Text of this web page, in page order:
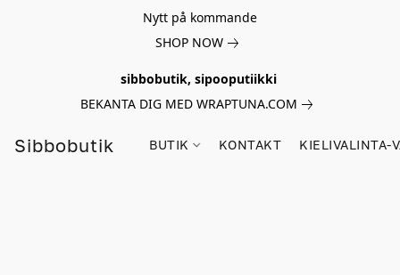
Nytt på kommande
SHOP NOW
sibbobutik, sipooputiikki
BEKANTA DIG MED WRAPTUNA.COM
Sibbobutik BUTIK KONTAKT KIELIVALINTA-